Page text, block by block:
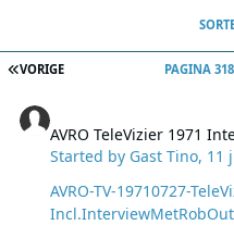
EERSTE PAGINA
VORIGE PAGINA
AVRO TeleVizier 1971
Started by Gast Tino, 11
AVRO-TV-19710727-